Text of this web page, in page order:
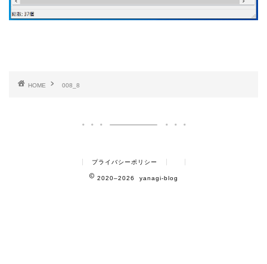
HOME 008_8
プライバシーポリシー
2020–2026 yanagi-blog